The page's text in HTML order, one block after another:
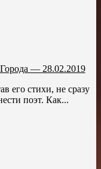
— 28.02.2019
его стихи, не сразу
поэт. Как...